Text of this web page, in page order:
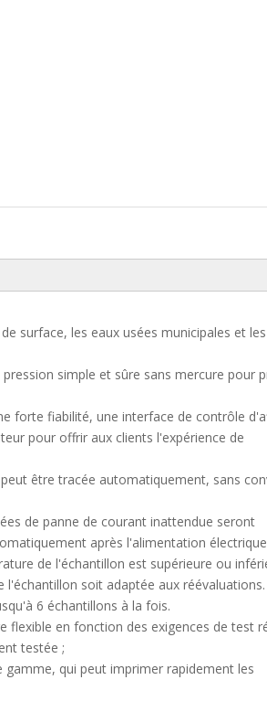
surface, les eaux usées municipales et
simple et sûre sans mercure pour
forte fiabilité, une interface de contrôle
pour offrir aux clients l'expérience de
être tracée automatiquement, sans
de panne de courant inattendue seront
après l'alimentation
de l'échantillon est supérieure ou
soit adaptée aux réévaluations.
6 échantillons à la fois.
flexible en fonction des exigences de test
testée ;
qui peut imprimer rapidement les